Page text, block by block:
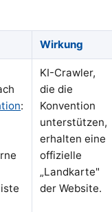
Wirkung
:
KI-Crawler,
die die
Konvention
unterstützen,
erhalten eine
offizielle
„Landkarte"
der Website.